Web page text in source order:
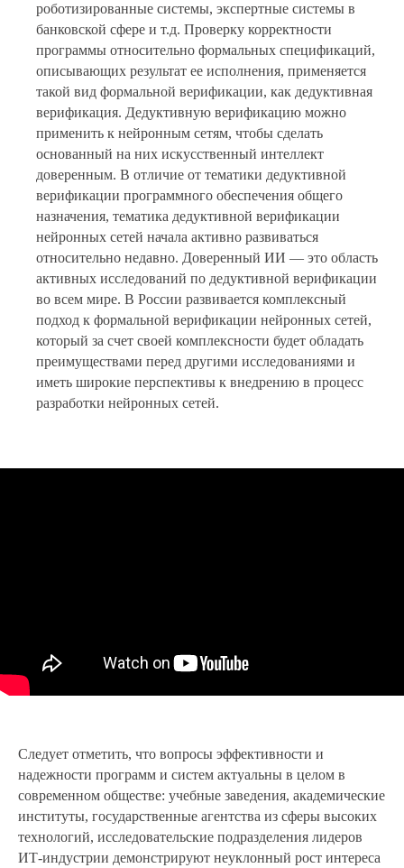
роботизированные системы, экспертные системы в
банковской сфере и т.д. Проверку корректности
программы относительно формальных спецификаций,
описывающих результат ее исполнения, применяется
такой вид формальной верификации, как дедуктивная
верификация. Дедуктивную верификацию можно
применить к нейронным сетям, чтобы сделать
основанный на них искусственный интеллект
доверенным. В отличие от тематики дедуктивной
верификации программного обеспечения общего
назначения, тематика дедуктивной верификации
нейронных сетей начала активно развиваться
относительно недавно. Доверенный ИИ — это область
активных исследований по дедуктивной верификации
во всем мире. В России развивается комплексный
подход к формальной верификации нейронных сетей,
который за счет своей комплексности будет обладать
преимуществами перед другими исследованиями и
иметь широкие перспективы к внедрению в процесс
разработки нейронных сетей.
Следует отметить, что вопросы эффективности и
надежности программ и систем актуальны в целом в
современном обществе: учебные заведения, академические
институты, государственные агентства из сферы высоких
технологий, исследовательские подразделения лидеров
ИТ-индустрии демонстрируют неуклонный рост интереса